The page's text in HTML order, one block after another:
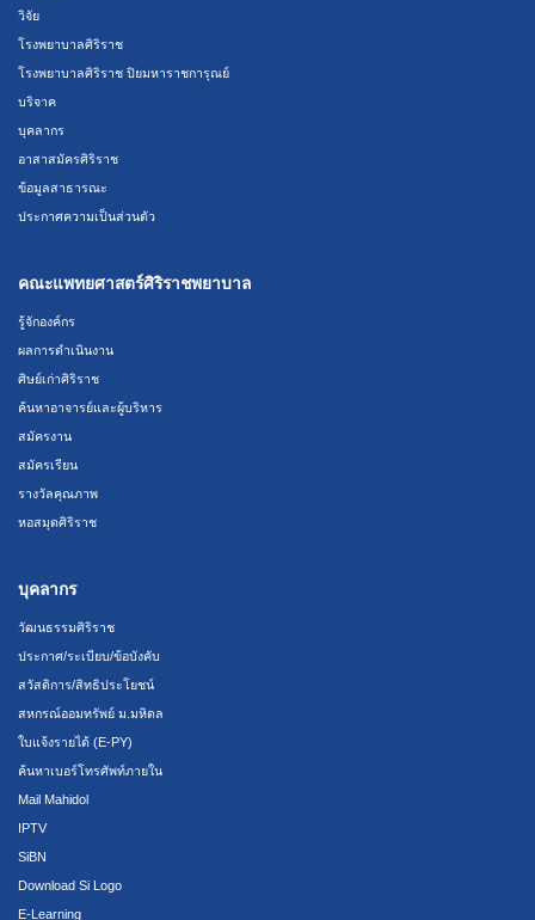
วิจัย
โรงพยาบาลศิริราช
โรงพยาบาลศิริราช ปิยมหาราชการุณย์
บริจาค
บุคลากร
อาสาสมัครศิริราช
ข้อมูลสาธารณะ
ประกาศความเป็นส่วนตัว
คณะแพทยศาสตร์ศิริราชพยาบาล
รู้จักองค์กร
ผลการดำเนินงาน
ศิษย์เก่าศิริราช
ค้นหาอาจารย์และผู้บริหาร
สมัครงาน
สมัครเรียน
รางวัลคุณภาพ
หอสมุดศิริราช
บุคลากร
วัฒนธรรมศิริราช
ประกาศ/ระเบียบ/ข้อบังคับ
สวัสดิการ/สิทธิประโยชน์
สหกรณ์ออมทรัพย์ ม.มหิดล
ใบแจ้งรายได้ (E-PY)
ค้นหาเบอร์โทรศัพท์ภายใน
Mail Mahidol
IPTV
SiBN
Download Si Logo
E-Learning